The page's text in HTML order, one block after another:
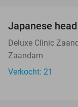
Japanese
Deluxe Clinic
Zaandam
Verkocht: 21